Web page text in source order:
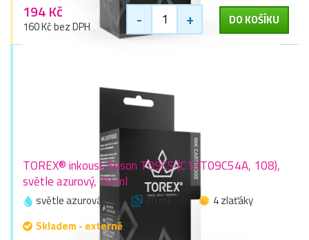
194 Kč
160 Kč bez DPH - + DO KOŠÍKU
TOREX® inkoust Epson T09C5 (C13T09C54A, 108),
světle azurový, 70 ml
světle azurová 70 ml
4 zlaťáky
Skladem - externě